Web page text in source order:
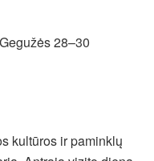
Gegužės 28–30
kultūros ir paminklų